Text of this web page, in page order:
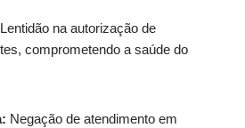
Lentidão na autorização de
comprometendo a saúde do
Negação de atendimento em